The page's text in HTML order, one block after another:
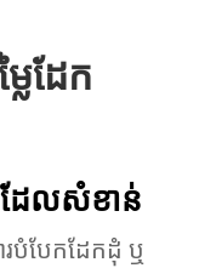
ៃដែក
ែលសំខាន់
បែកដែកដុំ ឬ